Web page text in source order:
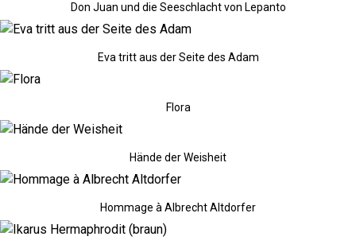
Don Juan und die Seeschlacht von Lepanto
Eva tritt aus der Seite des Adam
Flora
Hände der Weisheit
Hommage à Albrecht Altdorfer